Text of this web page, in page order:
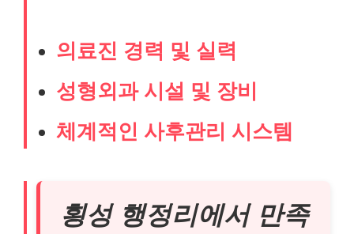
의료진 경력 및 실력
성형외과 시설 및 장비
체계적인 사후관리 시스템
횡성 행정리에서 만족